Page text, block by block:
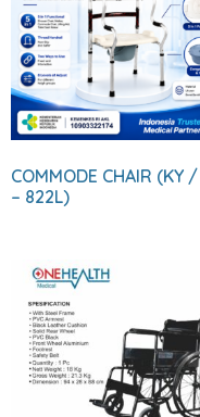
COMMODE CHAIR (KY
– 822L)